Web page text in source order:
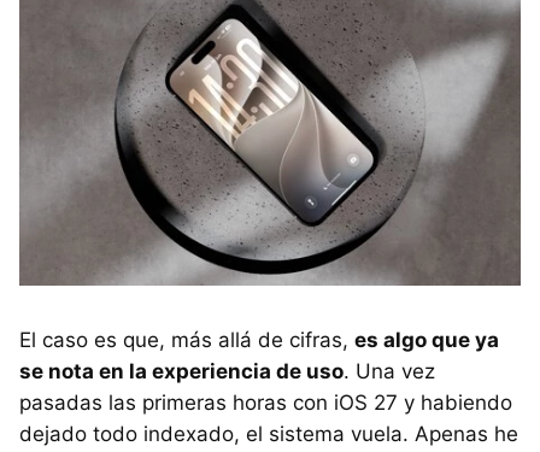
El caso es que, más allá de cifras, es algo que ya
se nota en la experiencia de uso. Una vez
pasadas las primeras horas con iOS 27 y habiendo
dejado todo indexado, el sistema vuela. Apenas he